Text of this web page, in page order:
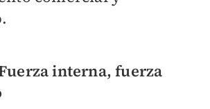
interna, fuerza